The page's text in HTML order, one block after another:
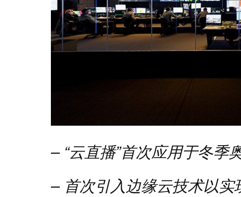
– “云直播”首次应用于冬季
– 首次引入边缘云技术以实